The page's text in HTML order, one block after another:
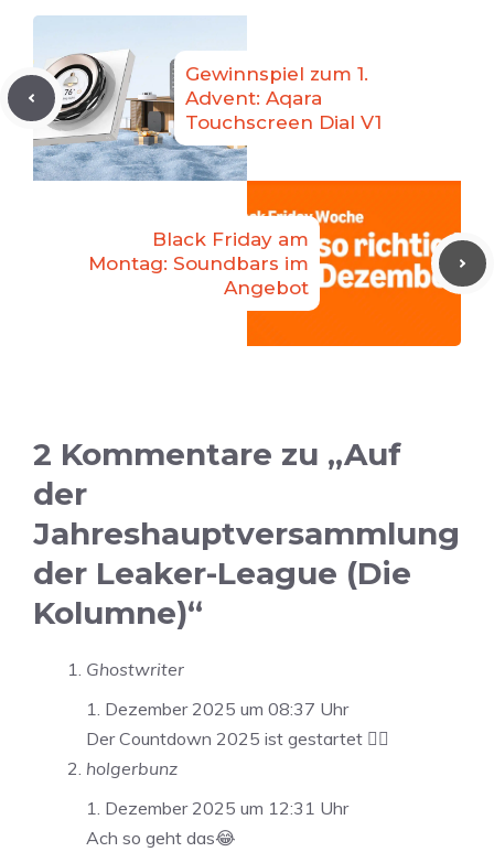
Gewinnspiel zum 1.
Advent: Aqara
Touchscreen Dial V1
Black Friday am
Montag: Soundbars im
Angebot
2 Kommentare zu „Auf
der
Jahreshauptversammlung
der Leaker-League (Die
Kolumne)“
Ghostwriter
1. Dezember 2025 um 08:37 Uhr
Der Countdown 2025 ist gestartet 👍🏻
holgerbunz
1. Dezember 2025 um 12:31 Uhr
Ach so geht das😂